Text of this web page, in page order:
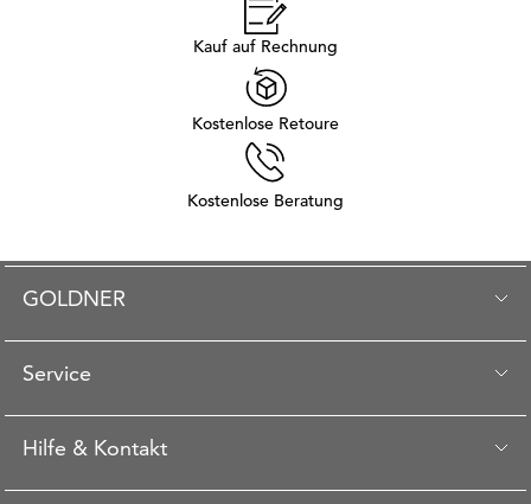
Kauf auf Rechnung
Kostenlose Retoure
Kostenlose Beratung
GOLDNER
Service
Hilfe & Kontakt